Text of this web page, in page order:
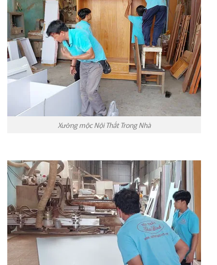
Xưởng mộc Nội Thất Trong Nhà